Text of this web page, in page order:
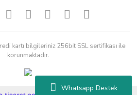
Whatsapp Destek
kartı bilgileriniz 256bit SSL sertifikası ile
korunmaktadır.